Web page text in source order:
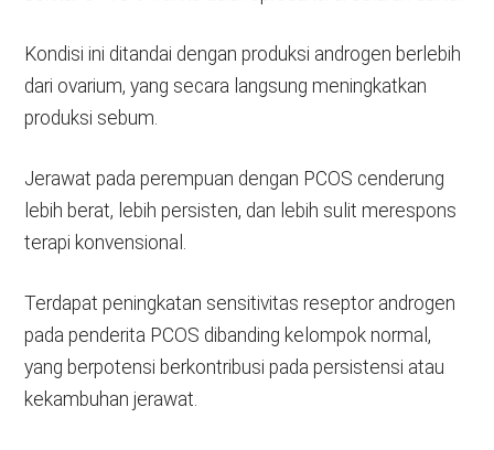
Kondisi ini ditandai dengan produksi androgen berlebih
dari ovarium, yang secara langsung meningkatkan
produksi sebum.
Jerawat pada perempuan dengan PCOS cenderung
lebih berat, lebih persisten, dan lebih sulit merespons
terapi konvensional.
Terdapat peningkatan sensitivitas reseptor androgen
pada penderita PCOS dibanding kelompok normal,
yang berpotensi berkontribusi pada persistensi atau
kekambuhan jerawat.